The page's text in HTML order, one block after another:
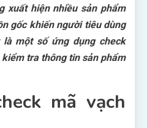
xuất hiện nhiều sản phẩm
gốc khiến người tiêu dùng
là một số ứng dụng check
tra thông tin sản phẩm
mã vạch